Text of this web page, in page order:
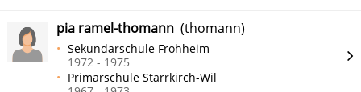
pia ramel-thomann (thomann)
Sekundarschule Frohheim
1972 - 1975
Primarschule Starrkirch-Wil